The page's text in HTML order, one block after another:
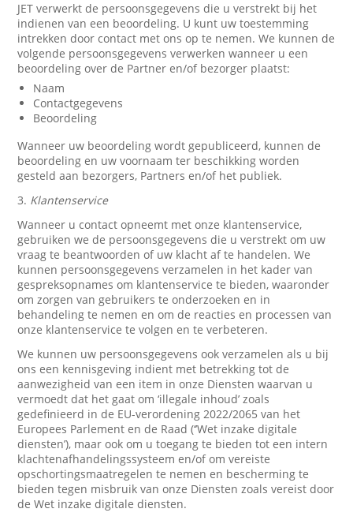
JET verwerkt de persoonsgegevens die u verstrekt bij het
indienen van een beoordeling. U kunt uw toestemming
intrekken door contact met ons op te nemen. We kunnen de
volgende persoonsgegevens verwerken wanneer u een
beoordeling over de Partner en/of bezorger plaatst:
Naam
Contactgegevens
Beoordeling
Wanneer uw beoordeling wordt gepubliceerd, kunnen de
beoordeling en uw voornaam ter beschikking worden
gesteld aan bezorgers, Partners en/of het publiek.
3. Klantenservice
Wanneer u contact opneemt met onze klantenservice,
gebruiken we de persoonsgegevens die u verstrekt om uw
vraag te beantwoorden of uw klacht af te handelen. We
kunnen persoonsgegevens verzamelen in het kader van
gespreksopnames om klantenservice te bieden, waaronder
om zorgen van gebruikers te onderzoeken en in
behandeling te nemen en om de reacties en processen van
onze klantenservice te volgen en te verbeteren.
We kunnen uw persoonsgegevens ook verzamelen als u bij
ons een kennisgeving indient met betrekking tot de
aanwezigheid van een item in onze Diensten waarvan u
vermoedt dat het gaat om ‘illegale inhoud’ zoals
gedefinieerd in de EU-verordening 2022/2065 van het
Europees Parlement en de Raad (‘’Wet inzake digitale
diensten’), maar ook om u toegang te bieden tot een intern
klachtenafhandelingssysteem en/of om vereiste
opschortingsmaatregelen te nemen en bescherming te
bieden tegen misbruik van onze Diensten zoals vereist door
de Wet inzake digitale diensten.